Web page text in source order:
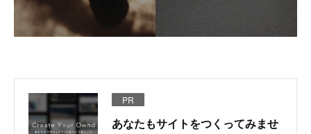
PR
あなたもサイトをつくってみませ